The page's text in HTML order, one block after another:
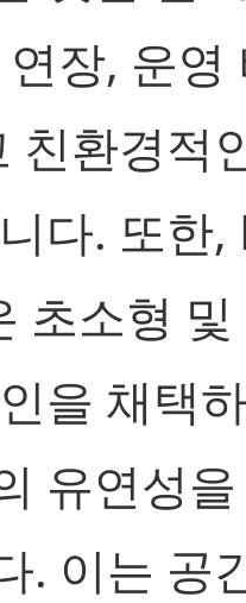
장, 운영
친환경적
다. 또한,
초소형
을 채택
유연성
. 이는 공